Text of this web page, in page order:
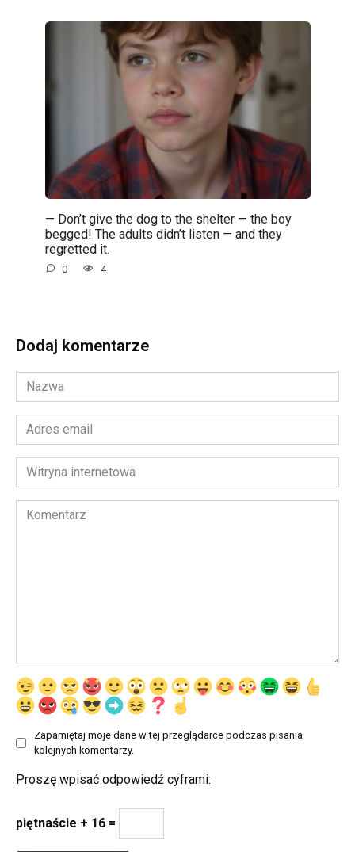
— Don’t give the dog to the shelter — the boy
begged! The adults didn’t listen — and they
regretted it.
0 4
Dodaj komentarze
Nazwa
*
Adres
email
*Witryna
internetowa
Komentarz
Zapamiętaj moje dane w tej przeglądarce podczas pisania
kolejnych komentarzy.
Proszę wpisać odpowiedź cyframi:
piętnaście + 16 =